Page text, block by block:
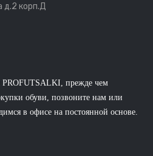
д.2 корп.Д
PROFUTSALKI, прежде чем
обуви, позвоните нам или
в офисе на постоянной основе.